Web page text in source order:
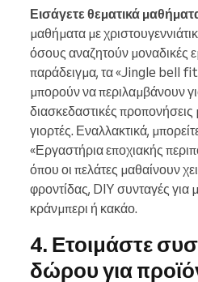
Εισάγετε θεματικά
μαθήματα με
όσους αναζητούν μοναδικές
παράδειγμα, τα «Jingle bell
μπορούν να περιλαμβάνουν
διασκεδαστικές προπονήσεις
γιορτές. Εναλλακτικά,
«Εργαστήρια εποχιακής
όπου οι πελάτες μαθαίνουν
φροντίδας, DIY συνταγές για
κράνμπερι ή κακάο.
4. Ετοιμάστε
δώρου για